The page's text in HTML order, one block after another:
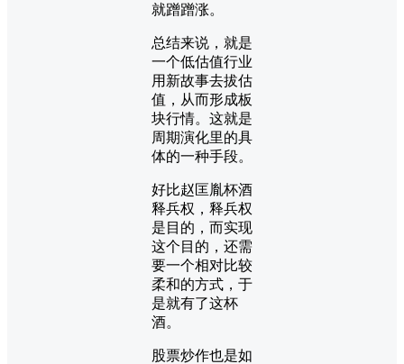
就蹭蹭涨。
总结来说，就是
一个低估值行业
用新故事去拔估
值，从而形成板
块行情。这就是
周期演化里的具
体的一种手段。
好比赵匡胤杯酒
释兵权，释兵权
是目的，而实现
这个目的，还需
要一个相对比较
柔和的方式，于
是就有了这杯
酒。
股票炒作也是如